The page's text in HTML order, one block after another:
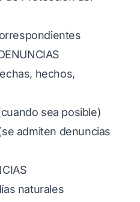
hechos,
sea posible)
admiten denuncias
naturales